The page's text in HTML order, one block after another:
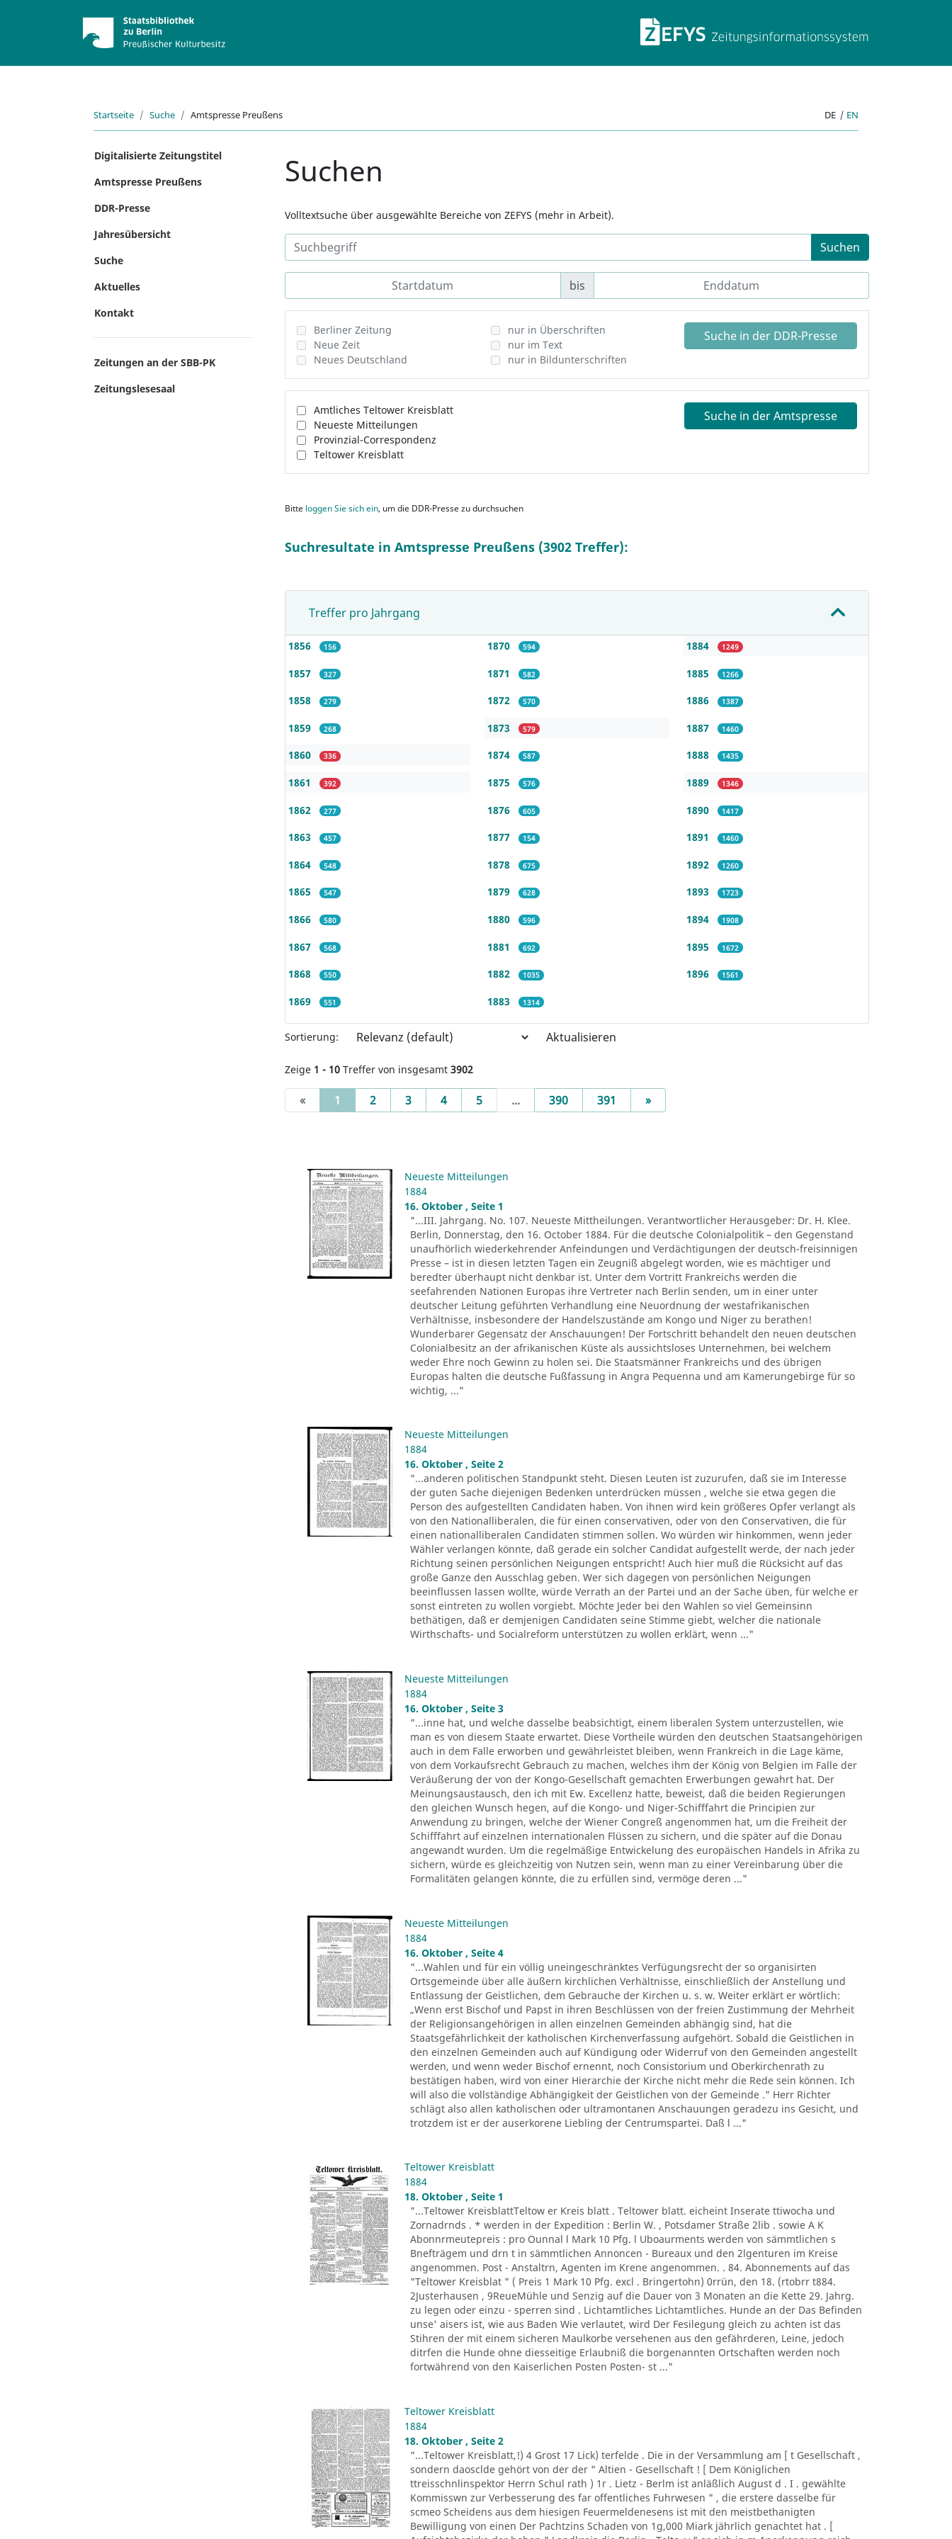
ZEFYS
Startseite Suche Amtspresse Preußens DE | EN
Digitalisierte Zeitungstitel
Amtspresse Preußens
DDR-Presse
Jahresübersicht
Suche
Aktuelles
Kontakt
Zeitungen an der SBB-PK
Zeitungslesesaal
Suchen
Volltextsuche über ausgewählte Bereiche von ZEFYS (mehr in Arbeit).
Suchen
bis
Berliner Zeitung
Neue Zeit
Neues Deutschland
nur in Überschriften
nur im Text
nur in Bildunterschriften
Suche in der DDR-Presse
Amtliches Teltower Kreisblatt
Neueste Mitteilungen
Provinzial-Correspondenz
Teltower Kreisblatt
Suche in der Amtspresse
Bitte loggen Sie sich ein, um die DDR-Presse zu durchsuchen
Suchresultate in Amtspresse Preußens (3902 Treffer):
Treffer pro Jahrgang
1856 156
1857 327
1858 279
1859 268
1860 336
1861 392
1862 277
1863 457
1864 548
1865 547
1866 580
1867 568
1868 550
1869 551
1870 594
1871 582
1872 570
1873 579
1874 587
1875 576
1876 605
1877 154
1878 675
1879 628
1880 596
1881 692
1882 1035
1883 1314
1884 1249
1885 1266
1886 1387
1887 1460
1888 1435
1889 1346
1890 1417
1891 1460
1892 1260
1893 1723
1894 1908
1895 1672
1896 1561
Sortierung: Aktualisieren
Zeige 1 - 10 Treffer von insgesamt 3902
« 1 (current)
2 3 4 5 ... 390 391 »Next
Neueste Mitteilungen
1884
16. Oktober , Seite 1
"...III. Jahrgang. No. 107. Neueste Mittheilungen. Verantwortlicher Herausgeber: Dr. H. Klee.
Berlin, Donnerstag, den 16. October 1884. Für die deutsche Colonialpolitik – den Gegenstand
unaufhörlich wiederkehrender Anfeindungen und Verdächtigungen der deutsch-freisinnigen
Presse – ist in diesen letzten Tagen ein Zeugniß abgelegt worden, wie es mächtiger und
beredter überhaupt nicht denkbar ist. Unter dem Vortritt Frankreichs werden die
seefahrenden Nationen Europas ihre Vertreter nach Berlin senden, um in einer unter
deutscher Leitung geführten Verhandlung eine Neuordnung der westafrikanischen
Verhältnisse, insbesondere der Handelszustände am Kongo und Niger zu berathen!
Wunderbarer Gegensatz der Anschauungen! Der Fortschritt behandelt den neuen deutschen
Colonialbesitz an der afrikanischen Küste als aussichtsloses Unternehmen, bei welchem
weder Ehre noch Gewinn zu holen sei. Die Staatsmänner Frankreichs und des übrigen
Europas halten die deutsche Fußfassung in Angra Pequenna und am Kamerungebirge für so
wichtig, ..."
Neueste Mitteilungen
1884
16. Oktober , Seite 2
"...anderen politischen Standpunkt steht. Diesen Leuten ist zuzurufen, daß sie im Interesse
der guten Sache diejenigen Bedenken unterdrücken müssen , welche sie etwa gegen die
Person des aufgestellten Candidaten haben. Von ihnen wird kein größeres Opfer verlangt als
von den Nationalliberalen, die für einen conservativen, oder von den Conservativen, die für
einen nationalliberalen Candidaten stimmen sollen. Wo würden wir hinkommen, wenn jeder
Wähler verlangen könnte, daß gerade ein solcher Candidat aufgestellt werde, der nach jeder
Richtung seinen persönlichen Neigungen entspricht! Auch hier muß die Rücksicht auf das
große Ganze den Ausschlag geben. Wer sich dagegen von persönlichen Neigungen
beeinflussen lassen wollte, würde Verrath an der Partei und an der Sache üben, für welche er
sonst eintreten zu wollen vorgiebt. Möchte Jeder bei den Wahlen so viel Gemeinsinn
bethätigen, daß er demjenigen Candidaten seine Stimme giebt, welcher die nationale
Wirthschafts- und Socialreform unterstützen zu wollen erklärt, wenn ..."
Neueste Mitteilungen
1884
16. Oktober , Seite 3
"...inne hat, und welche dasselbe beabsichtigt, einem liberalen System unterzustellen, wie
man es von diesem Staate erwartet. Diese Vortheile würden den deutschen Staatsangehörigen
auch in dem Falle erworben und gewährleistet bleiben, wenn Frankreich in die Lage käme,
von dem Vorkaufsrecht Gebrauch zu machen, welches ihm der König von Belgien im Falle der
Veräußerung der von der Kongo-Gesellschaft gemachten Erwerbungen gewahrt hat. Der
Meinungsaustausch, den ich mit Ew. Excellenz hatte, beweist, daß die beiden Regierungen
den gleichen Wunsch hegen, auf die Kongo- und Niger-Schifffahrt die Principien zur
Anwendung zu bringen, welche der Wiener Congreß angenommen hat, um die Freiheit der
Schifffahrt auf einzelnen internationalen Flüssen zu sichern, und die später auf die Donau
angewandt wurden. Um die regelmäßige Entwickelung des europäischen Handels in Afrika zu
sichern, würde es gleichzeitig von Nutzen sein, wenn man zu einer Vereinbarung über die
Formalitäten gelangen könnte, die zu erfüllen sind, vermöge deren ..."
Neueste Mitteilungen
1884
16. Oktober , Seite 4
"...Wahlen und für ein völlig uneingeschränktes Verfügungsrecht der so organisirten
Ortsgemeinde über alle äußern kirchlichen Verhältnisse, einschließlich der Anstellung und
Entlassung der Geistlichen, dem Gebrauche der Kirchen u. s. w. Weiter erklärt er wörtlich:
„Wenn erst Bischof und Papst in ihren Beschlüssen von der freien Zustimmung der Mehrheit
der Religionsangehörigen in allen einzelnen Gemeinden abhängig sind, hat die
Staatsgefährlichkeit der katholischen Kirchenverfassung aufgehört. Sobald die Geistlichen in
den einzelnen Gemeinden auch auf Kündigung oder Widerruf von den Gemeinden angestellt
werden, und wenn weder Bischof ernennt, noch Consistorium und Oberkirchenrath zu
bestätigen haben, wird von einer Hierarchie der Kirche nicht mehr die Rede sein können. Ich
will also die vollständige Abhängigkeit der Geistlichen von der Gemeinde ." Herr Richter
schlägt also allen katholischen oder ultramontanen Anschauungen geradezu ins Gesicht, und
trotzdem ist er der auserkorene Liebling der Centrumspartei. Daß l ..."
Teltower Kreisblatt
1884
18. Oktober , Seite 1
"...Teltower KreisblattTeltow er Kreis blatt . Teltower blatt. eicheint Inserate ttiwocha und
Zornadrnds . * werden in der Expedition : Berlin W. , Potsdamer Straße 2lib . sowie A K
Abonnrmeutepreis : pro Ounnal l Mark 10 Pfg. l Uboaurments werden von sämmtlichen s
Bnefträgem und drn t in sämmtlichen Annoncen - Bureaux und den 2lgenturen im Kreise
angenommen. Post - Anstaltrn, Agenten im Krene angenommen. . 84. Abonnements auf das
"Teltower Kreisblat " ( Preis 1 Mark 10 Pfg. excl . Bringertohn) 0rrün, den 18. (rtobrr t884.
2Justerhausen , 9ReueMühle und Senzig auf die Dauer von 3 Monaten an die Kette 29. Jahrg.
zu legen oder einzu - sperren sind . Lichtamtliches Lichtamtliches. Hunde an der Das Befinden
unse' aisers ist, wie aus Baden Wie verlautet, wird Der Fesilegung gleich zu achten ist das
Stihren der mit einem sicheren Maulkorbe versehenen aus den gefährderen, Leine, jedoch
ditrfen die Hunde ohne diesseitige Erlaubniß die borgenannten Ortschaften werden noch
fortwährend von den Kaiserlichen Posten Posten- st ..."
Teltower Kreisblatt
1884
18. Oktober , Seite 2
"...Teltower Kreisblatt,!) 4 Grost 17 Lick) terfelde . Die in der Versammlung am [ t Gesellschaft ,
sondern daosclde gehört von der der " Altien - Gesellschaft ! [ Dem Königlichen
ttreisschnlinspektor Herrn Schul rath ) 1r . Lietz - Berlm ist anläßlich August d . I . gewählte
Kommisswn zur Verbesserung des far offentliches Fuhrwesen " , die erstere dasselbe für
scmeo Scheidens aus dem hiesigen Feuermeldenesens ist mit den meistbethanigten
Bewilligung von einen Der Pachtzins Schaden von 1g,000 Miark jährlich genachtet hat . [